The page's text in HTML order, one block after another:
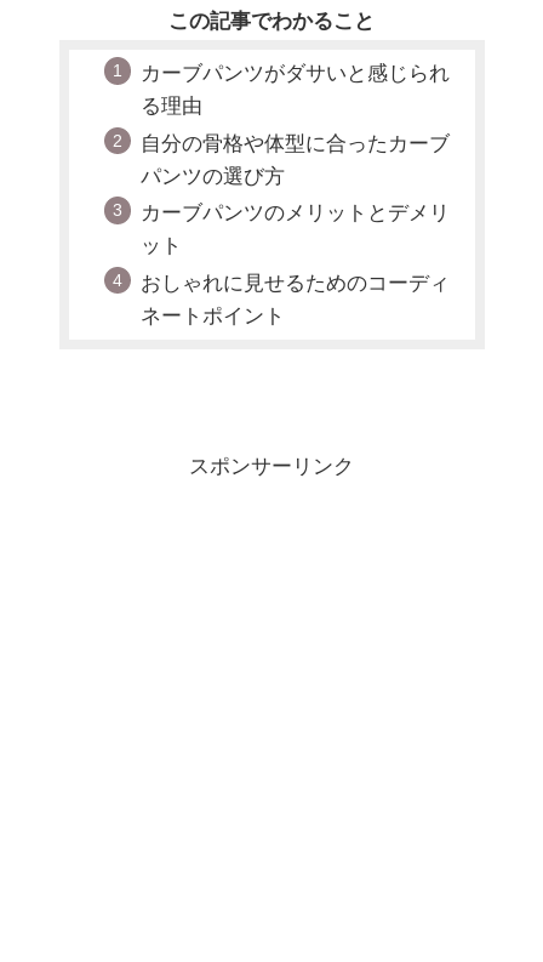
この記事でわかること
カーブパンツがダサいと感じられ
る理由
自分の骨格や体型に合ったカーブ
パンツの選び方
カーブパンツのメリットとデメリ
ット
おしゃれに見せるためのコーディ
ネートポイント
スポンサーリンク